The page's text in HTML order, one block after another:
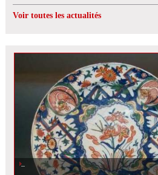
Voir toutes les actualités